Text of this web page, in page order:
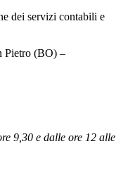
dei servizi contabili e
Pietro (BO) –
9,30 e dalle ore 12 alle